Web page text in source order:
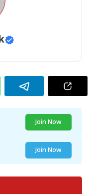
Join Now
Join Now